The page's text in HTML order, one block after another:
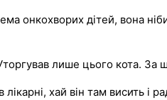
онкохворих дітей, вона
лише цього кота. За
лікарні, хай він там висить